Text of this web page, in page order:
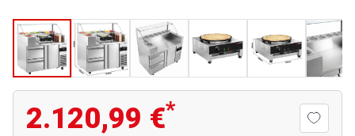
2.120,99 €*